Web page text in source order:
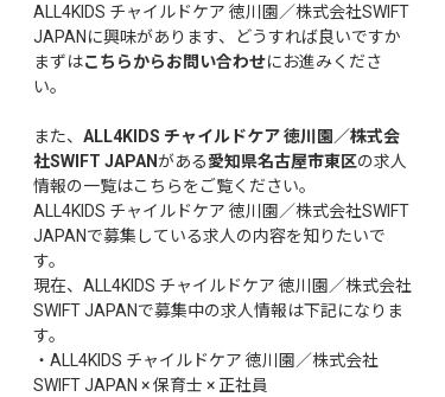
ALL4KIDS チャイルドケア 徳川園／株式会社SWIFT
JAPANに興味があります、どうすれば良いですか
まずはこちらからお問い合わせにお進みくださ
い。
また、 ALL4KIDS チャイルドケア 徳川園／株式会
社SWIFT JAPANがある愛知県名古屋市東区の求人
情報の一覧はこちらをご覧ください。
ALL4KIDS チャイルドケア 徳川園／株式会社SWIFT
JAPANで募集している求人の内容を知りたいで
す。
現在、ALL4KIDS チャイルドケア 徳川園／株式会社
SWIFT JAPANで募集中の求人情報は下記になりま
す。
・ ALL4KIDS チャイルドケア 徳川園／株式会社
SWIFT JAPAN × 保育士 × 正社員